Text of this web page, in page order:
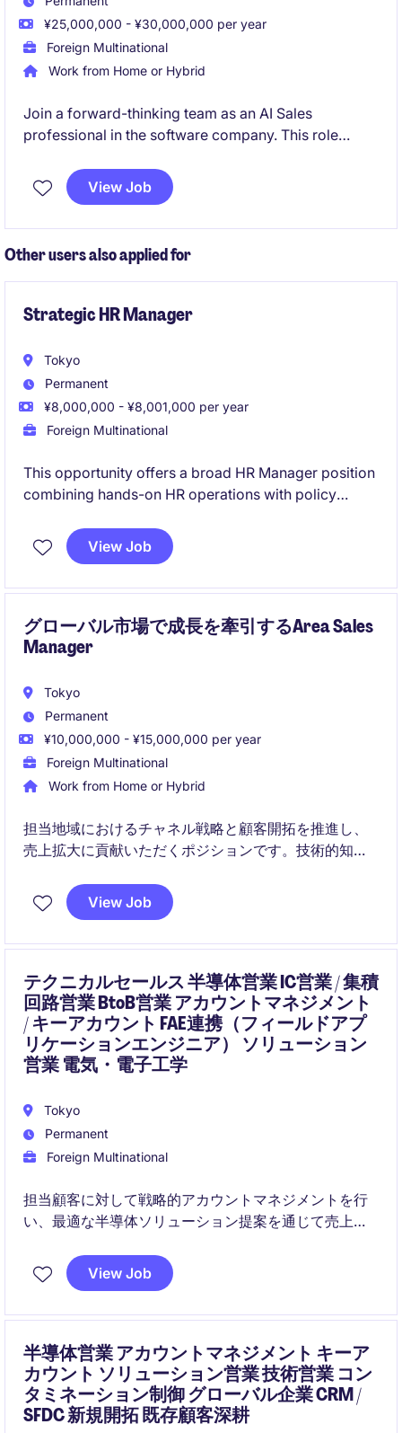
¥25,000,000 - ¥30,000,000 per year
Foreign Multinational
Work from Home or Hybrid
Join a forward-thinking team as an AI Sales
professional in the software company. This role
deliver exceptional results in a Tokyo-based
environment.
View Job
Other users also applied for
Strategic HR Manager
Tokyo
Permanent
¥8,000,000 - ¥8,001,000 per year
Foreign Multinational
This opportunity offers a broad HR Manager position
combining hands-on HR operations with policy
You will partner closely with employees and
leadership to strengthen HR processes and support
View Job
グローバル市場で成長を牽引するArea Sales
Manager
Tokyo
Permanent
¥10,000,000 - ¥15,000,000 per year
Foreign Multinational
Work from Home or Hybrid
担当地域におけるチャネル戦略と顧客開拓を推進し、
売上拡大に貢献いただくポジションです。技術的知見
の最適化を担います。
View Job
テクニカルセールス 半導体営業 IC営業 / 集積
回路営業 BtoB営業 アカウントマネジメント
/ キーアカウント FAE連携（フィールドアプ
リケーションエンジニア） ソリューション
営業 電気・電子工学
Tokyo
Permanent
Foreign Multinational
担当顧客に対して戦略的アカウントマネジメントを行
い、最適な半導体ソリューション提案を通じて売上拡
View Job
半導体営業 アカウントマネジメント キーア
カウント ソリューション営業 技術営業 コン
タミネーション制御 グローバル企業 CRM /
SFDC 新規開拓 既存顧客深耕